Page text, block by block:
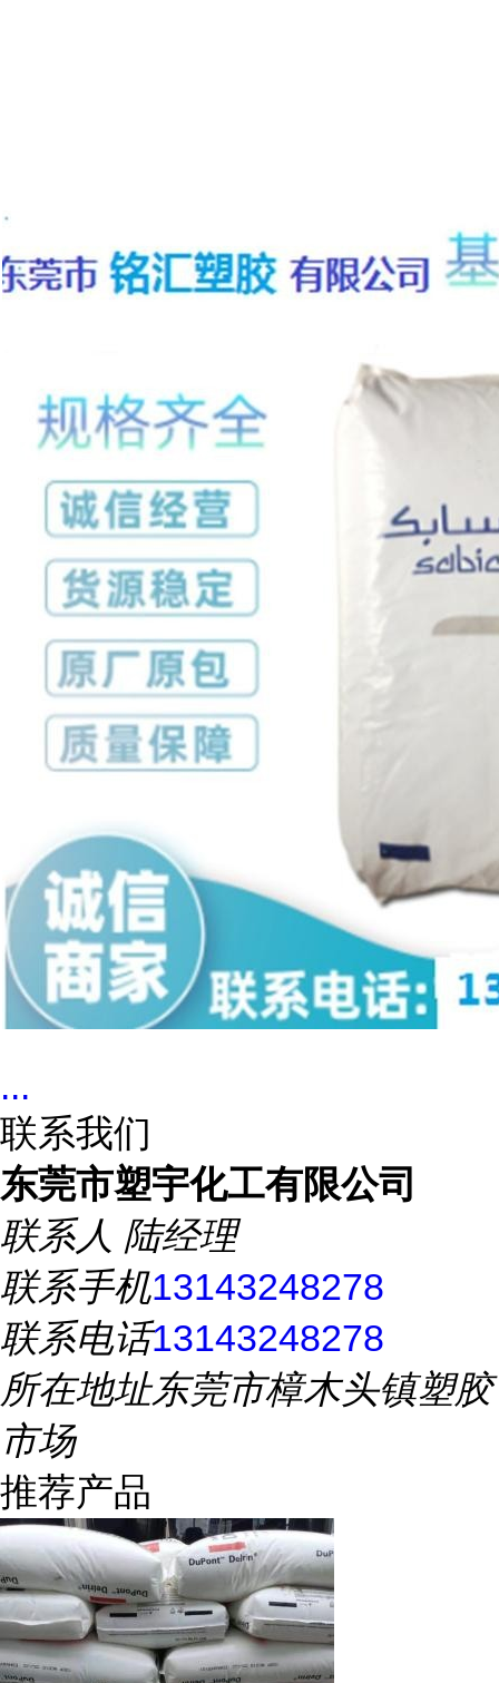
...
联系我们
东莞市塑宇化工有限公司
联系人 陆经理
联系手机13143248278
联系电话13143248278
所在地址东莞市樟木头镇塑胶
市场
推荐产品